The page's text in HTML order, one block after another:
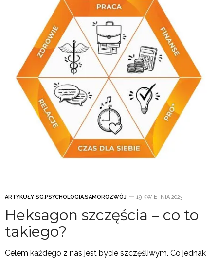
ARTYKUŁY SG,PSYCHOLOGIA,SAMOROZWÓJ 19 KWIETNIA 2023
Heksagon szczęścia – co to
takiego?
Celem każdego z nas jest bycie szczęśliwym. Co jednak